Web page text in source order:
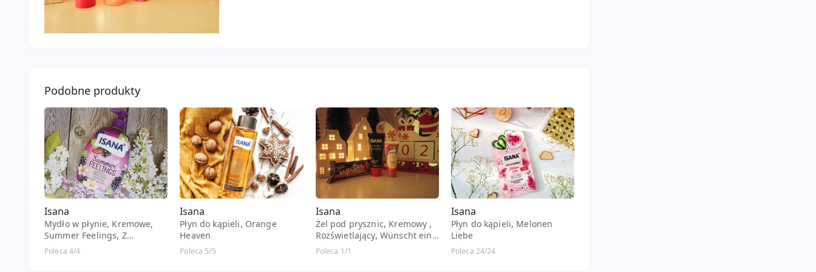
Podobne produkty
Isana
Mydło w płynie, Kremowe,
Summer Feelings, Z
wyciągiem z jeżyny
Poleca 4/4
Isana
Płyn do kąpieli, Orange
Heaven
Poleca 5/5
Isana
Żel pod prysznic, Kremowy ,
Rozświetlający, Wünscht ein
frohes Fest
Poleca 1/1
Isana
Płyn do kąpieli, Melonen
Liebe
Poleca 24/24